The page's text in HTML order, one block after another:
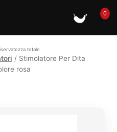
🛒0
totale
/ Stimolatore Per Dita
rosa